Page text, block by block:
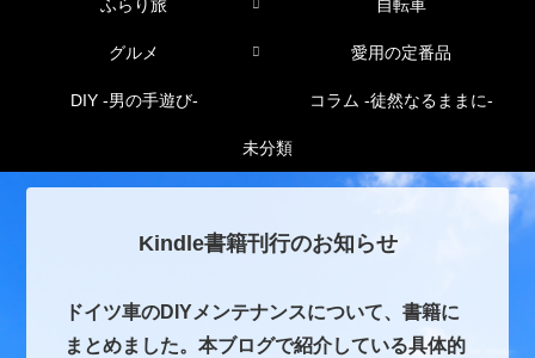
ふらり旅 自転車
グルメ 愛用の定番品
DIY -男の手遊び- コラム -徒然なるままに-
未分類
Kindle書籍刊行のお知らせ
ドイツ車のDIYメンテナンスについて、書籍に
まとめました。本ブログで紹介している具体的